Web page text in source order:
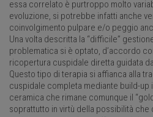
essa correlato è purtroppo molto
evoluzione, si potrebbe infatti anche
coinvolgimento pulpare e/o peggio
Una volta descritta la “difficile”
problematica si è optato, d’accordo
ricopertura cuspidale diretta guidata
Questo tipo di terapia si affianca alla
cuspidale completa mediante build-up
ceramica che rimane comunque il
soprattutto in virtù della possibilità che